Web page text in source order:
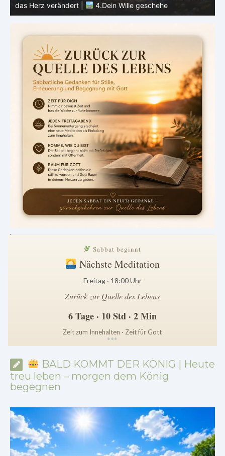
das Herz verändert |
3.Dein Reich komme
.
Sabbat beginnt
Nächste Meditation
Freitag · 18:00 Uhr
Zurück zur Quelle des Lebens
6 Tage · 10 Std · 2 Min
Zeit zum Innehalten · Zeit für Gott
***
BALD KOMMT DER KÖNIG | Heute
treu leben – morgen dem König
begegnen